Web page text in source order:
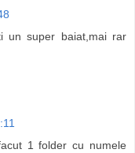
un super baiat,mai rar
1 folder cu numele